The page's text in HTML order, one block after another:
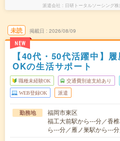
派遣会社 日研トータルソーシング
未読
NEW
掲載日 2026/08/09
【40代・50代活躍中】
OKの生活サポート
職種未経験OK 交通費別途支給あり
WEB登録OK 派遣
勤務地
福岡市東区
福工大前駅から---分／香
ら---分／雁ノ巣駅から---